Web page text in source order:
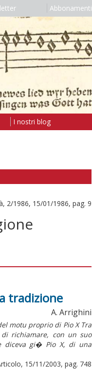
Abbonamenti
I nostri blog
2/1986, 15/01/1986, pag. 9
tradizione
A. Arrighini
motu proprio di Pio X Tra
richiamare, con un suo
diceva gi� Pio X, di una
15/11/2003, pag. 748